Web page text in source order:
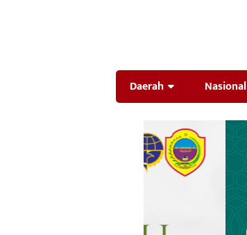
Daerah Nasional